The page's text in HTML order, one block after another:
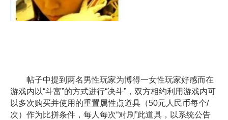
帖子中提到两名男性玩家为博得一女性玩家好感而在
游戏内以“斗富”的方式进行“决斗”，双方相约利用游戏内可
以多次购买并使用的重置属性点道具（50元人民币每个/
次）作为比拼条件，每人每次“对刷”此道具，以系统公告